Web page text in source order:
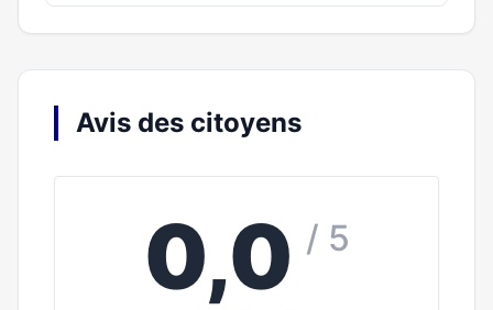
Avis des citoyens
0,0 / 5